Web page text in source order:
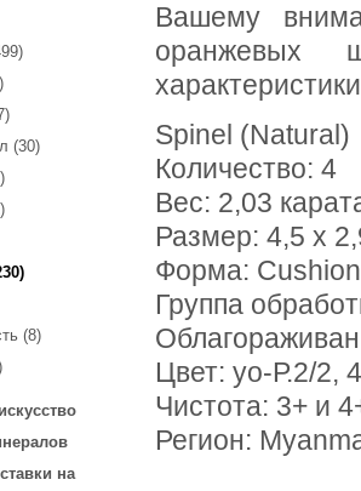
(30)
(8)
на
Вашему вниманию предлагается набор из 4 розовых и
оранжевых
Spinel (Natural)
Количество: 4
Вес: 2,03
Размер: 4,5 х
Форма: Cushion
Группа
Цвет: уо-Р.2/2,
Чистота: 3+ и
Регион: